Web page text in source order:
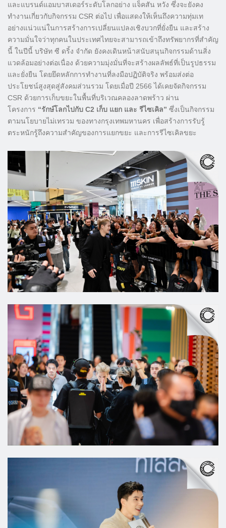
และแบรนด์แอมบาสเดอร์ระดับโลกอย่าง แจ็คสัน หวัง ซึ่งจะยังคง
ทำงานเกี่ยวกับกิจกรรม CSR ต่อไป เพื่อแสดงให้เห็นถึงความทุ่มเท
อย่างแน่วแน่ในการสร้างการเปลี่ยนแปลงเชิงบวกที่ยั่งยืน และสร้าง
ความมั่นใจว่าทุกคนในประเทศไทยจะสามารถเข้าถึงทรัพยากรที่สำคัญ
นี้ ในปีนี้ บริษัท ซี ดริ้ง จำกัด ยังคงเดินหน้าสนับสนุนกิจกรรมด้านสิ่ง
แวดล้อมอย่างต่อเนื่อง ด้วยความมุ่งมั่นที่จะสร้างผลลัพธ์ที่เป็นรูปธรรม
และยั่งยืน โดยยึดหลักการทำงานที่ลงมือปฏิบัติจริง พร้อมส่งต่อ
ประโยชน์สูงสุดสู่สังคมส่วนรวม โดยเมื่อปี 2566 ได้เคยจัดกิจกรรม
CSR ด้วยการเก็บขยะในพื้นที่บริเวณคลองลาดพร้าว ผ่าน
โครงการ “รักษ์โลกไปกับ C2 เก็บ แยก และ รีไซเคิล” ซึ่งเป็นกิจกรรม
ตามนโยบายไม่เทรวม ของทางกรุงเทพมหานคร เพื่อสร้างการรับรู้
ตระหนักรู้ถึงความสำคัญของการแยกขยะ และการรีไซเคิลขยะ